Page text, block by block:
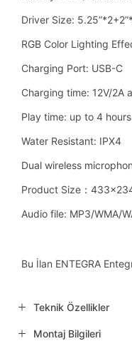
Driver Size:
RGB Color Lighting
Charging Port: USB-C
Charging time: 12V/2A
Play time: up to 4 hours
Water Resistant: IPX4
Dual wireless
Product Size：
Audio file: MP3/WMA/
Bu İlan ENTEGRA
Teknik Özellikler
Montaj Bilgileri